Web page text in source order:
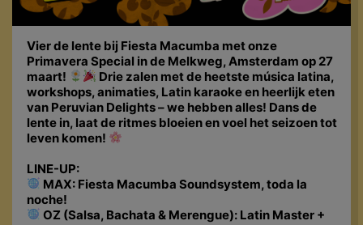
Vier de lente bij Fiesta Macumba met onze
Primavera Special in de Melkweg, Amsterdam op 27
maart!
Drie zalen met de heetste música latina,
workshops, animaties, Latin karaoke en heerlijk eten
van Peruvian Delights – we hebben alles! Dans de
lente in, laat de ritmes bloeien en voel het seizoen tot
leven komen!
LINE-UP:
MAX: Fiesta Macumba Soundsystem, toda la
noche!
OZ (Salsa, Bachata & Merengue): Latin Master +